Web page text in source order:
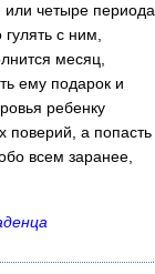
или четыре периода
с ним,
месяц,
ему подарок и
ребенку
поверий, а попасть
всем заранее,